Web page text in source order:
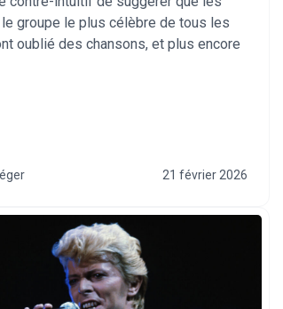
groupe le plus célèbre de tous les
oublié des chansons, et plus encore
21 février 2026